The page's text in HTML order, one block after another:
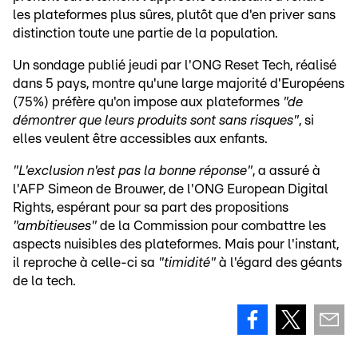
les plateformes plus sûres, plutôt que d'en priver sans
distinction toute une partie de la population.
Un sondage publié jeudi par l'ONG Reset Tech, réalisé
dans 5 pays, montre qu'une large majorité d'Européens
(75%) préfère qu'on impose aux plateformes "de
démontrer que leurs produits sont sans risques", si
elles veulent être accessibles aux enfants.
"L'exclusion n'est pas la bonne réponse", a assuré à
l'AFP Simeon de Brouwer, de l'ONG European Digital
Rights, espérant pour sa part des propositions
"ambitieuses" de la Commission pour combattre les
aspects nuisibles des plateformes. Mais pour l'instant,
il reproche à celle-ci sa "timidité" à l'égard des géants
de la tech.